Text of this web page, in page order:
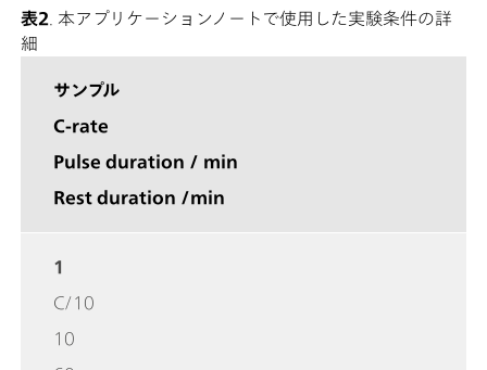
表2 . 本アプリケーションノートで使用した実験条件の詳
細
サンプル
C-rate
Pulse duration / min
Rest duration /min
1
C/10
10